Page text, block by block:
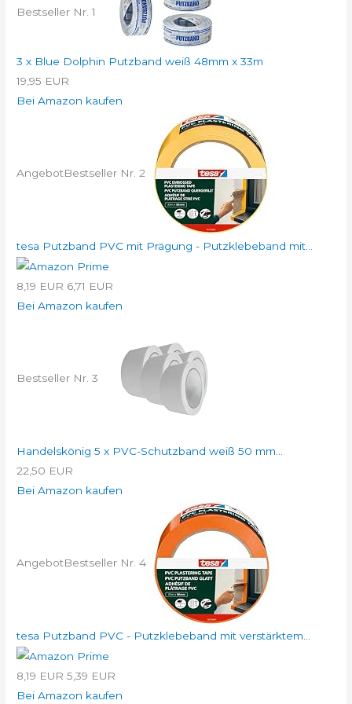
Bestseller Nr. 1
3 x Blue Dolphin Putzband weiß 48mm x 33m
19,95 EUR
Bei Amazon kaufen
AngebotBestseller Nr. 2
tesa Putzband PVC mit Prägung - Putzklebeband mit...
8,19 EUR 6,71 EUR
Bei Amazon kaufen
Bestseller Nr. 3
Handelskönig 5 x PVC-Schutzband weiß 50 mm...
22,50 EUR
Bei Amazon kaufen
AngebotBestseller Nr. 4
tesa Putzband PVC - Putzklebeband mit verstärktem...
8,19 EUR 5,39 EUR
Bei Amazon kaufen